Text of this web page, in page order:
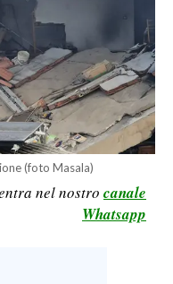
(foto Masala)
nel nostro canale
Whatsapp